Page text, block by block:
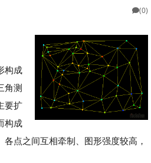
(0)
构成
角测
要扩
构成
点之间互相牵制、图形强度较高，